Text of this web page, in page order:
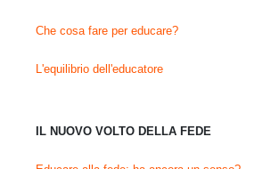
Che cosa fare per educare?
L'equilibrio dell'educatore
IL NUOVO VOLTO DELLA FEDE